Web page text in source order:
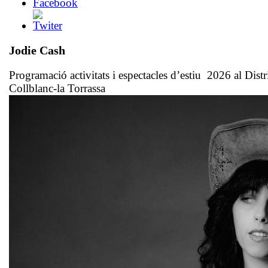
Jodie Cash
Programació activitats i espectacles d’estiu 2026 al
Collblanc-la Torrassa